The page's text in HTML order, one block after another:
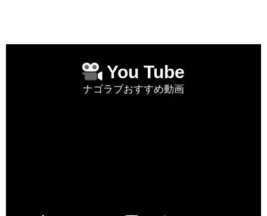
You Tube
ナゴラブおすすめ動画